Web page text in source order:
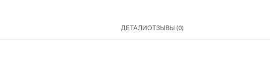
ДЕТАЛИОТЗЫВЫ (0)